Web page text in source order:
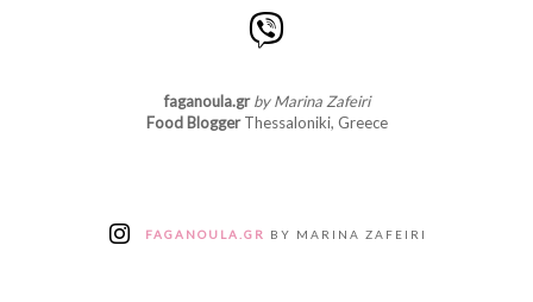
faganoula.gr by Marina Zafeiri
Food BloggerThessaloniki, Greece
FAGANOULA.GR BY MARINA ZAFEIRI